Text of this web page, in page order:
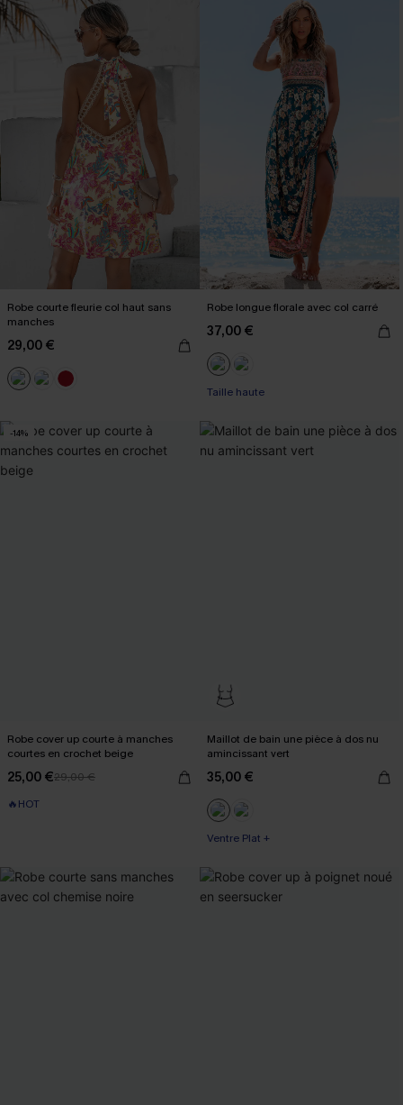
Robe courte fleurie col haut sans
manches
29,00 €
Robe longue florale avec col carré
37,00 €
Taille haute
-14%
Robe cover up courte à manches
courtes en crochet beige
25,00 €29,00 €
🔥HOT
Maillot de bain une pièce à dos nu
amincissant vert
35,00 €
Ventre Plat +